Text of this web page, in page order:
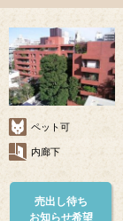
ペット可
内廊下
売出し待ち
お知らせ希望